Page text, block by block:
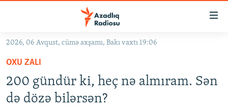
Əsas
qayıt
Əsas
naviqasiyaya
qayıt
KORRUPSIOMETR
2026, 06 Avqust, cümə axşamı, Bakı vaxtı 19:06
OXU ZALI
200 gündür ki, heç nə almıram. Sən
də dözə bilərsən?